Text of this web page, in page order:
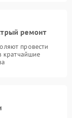
ремонт
провести
кратчайшие